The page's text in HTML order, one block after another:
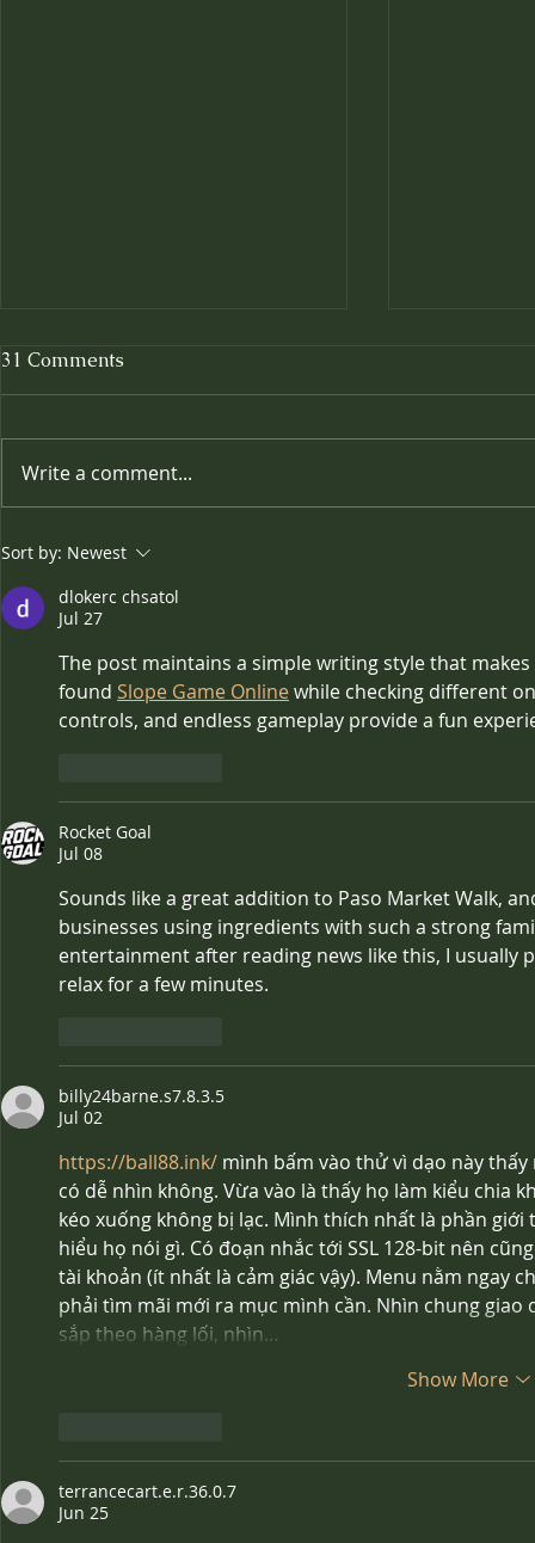
🎉✨ Celebrating Four
Fabulous Years! ✨🎉
Where
31 Comments
Write a comment...
Sort by: Newest
dlokerc chsatol
Jul 27
The post maintains a simple writing style that
found Slope Game Online while checking different
controls, and endless gameplay provide a fun
Rocket Goal
Jul 08
Sounds like a great addition to Paso Market Walk,
businesses using ingredients with such a strong
entertainment after reading news like this, I usually
relax for a few minutes.
billy24barne.s7.8.3.5
Jul 02
https://ball88.ink/ mình bấm vào thử vì dạo này
có dễ nhìn không. Vừa vào là thấy họ làm kiểu chia
kéo xuống không bị lạc. Mình thích nhất là phần
hiểu họ nói gì. Có đoạn nhắc tới SSL 128-bit nên
tài khoản (ít nhất là cảm giác vậy). Menu nằm ngay
phải tìm mãi mới ra mục mình cần. Nhìn chung
sắp theo hàng lối, nhìn…
Show More
terrancecart.e.r.36.0.7
Jun 25